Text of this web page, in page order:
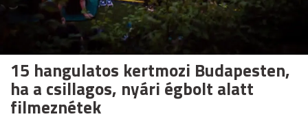
15 hangulatos kertmozi Budapesten,
ha a csillagos, nyári égbolt alatt
filmeznétek